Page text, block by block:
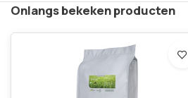
Onlangs bekeken producten